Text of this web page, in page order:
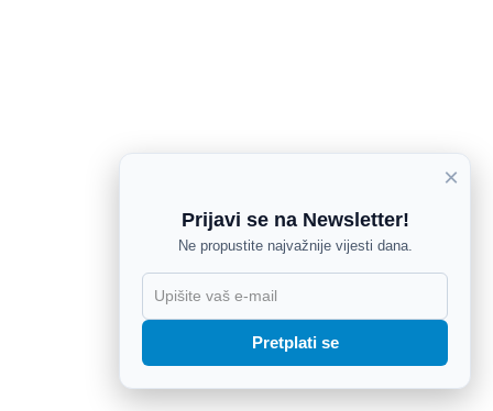
×
Prijavi se na Newsletter!
Ne propustite najvažnije vijesti dana.
Pretplati se